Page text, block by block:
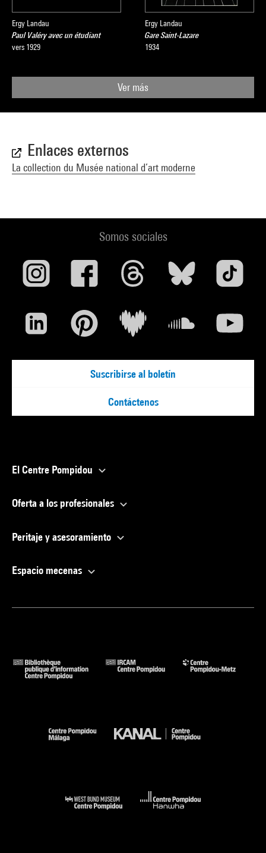
Ergy Landau
Paul Valéry avec un étudiant
vers 1929
Ergy Landau
Gare Saint-Lazare
1934
Ver más
Enlaces externos
La collection du Musée national d’art moderne
Somos sociales
Suscribirse al boletín
Contáctenos
El Centre Pompidou
Oferta a los profesionales
Peritaje y asesoramiento
Espacio mecenas